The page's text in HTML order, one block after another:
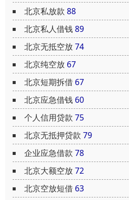
北京私放款 88
北京私人借钱89
北京无抵空放74
北京纯空放 67
北京短期拆借 67
北京应急借钱 60
个人信用贷款 75
北京无抵押贷款 79
企业应急借款 78
北京大额空放72
北京空放短借 63